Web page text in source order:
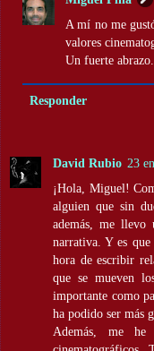
A mí no me
valores
Un fuerte abrazo.
Responder
David Rubio 23
¡Hola, Miguel!
alguien que sin
además, me llevo
narrativa. Y es
hora de escribir
que se mueven
importante como
ha podido ser más
Además, me he